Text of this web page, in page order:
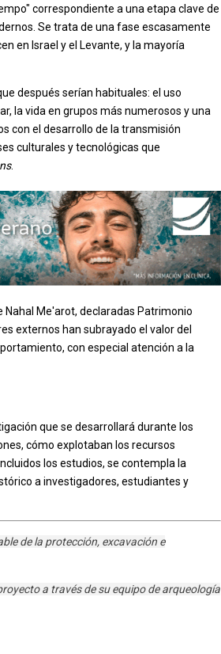
correspondiente a una etapa clave de
Se trata de una fase escasamente
en Israel y el Levante, y la mayoría
después serían habituales: el uso
la vida en grupos más numerosos y una
con el desarrollo de la transmisión
culturales y tecnológicas que
.
Nahal Me'arot, declaradas Patrimonio
externos han subrayado el valor del
con especial atención a la
que se desarrollará durante los
cómo explotaban los recursos
los estudios, se contempla la
a investigadores, estudiantes y
de la protección, excavación e
a través de su equipo de arqueología